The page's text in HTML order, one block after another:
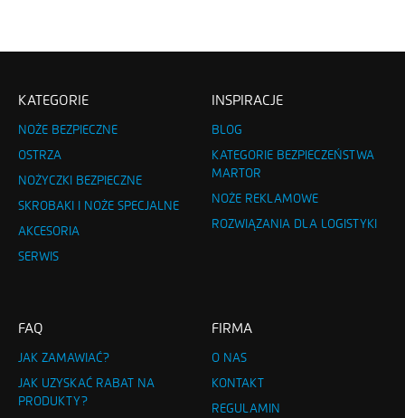
KATEGORIE
NOŻE BEZPIECZNE
OSTRZA
NOŻYCZKI BEZPIECZNE
SKROBAKI I NOŻE SPECJALNE
AKCESORIA
SERWIS
INSPIRACJE
BLOG
KATEGORIE BEZPIECZEŃSTWA
MARTOR
NOŻE REKLAMOWE
ROZWIĄZANIA DLA LOGISTYKI
FAQ
JAK ZAMAWIAĆ?
JAK UZYSKAĆ RABAT NA
PRODUKTY?
FIRMA
O NAS
KONTAKT
REGULAMIN